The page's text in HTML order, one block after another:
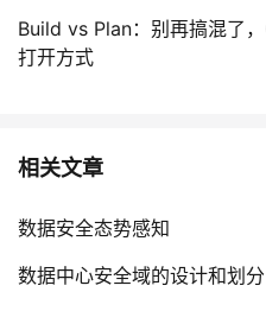
Build vs Plan：别再搞混了
打开方式
相关文章
数据安全态势感知
数据中心安全域的设计和划分